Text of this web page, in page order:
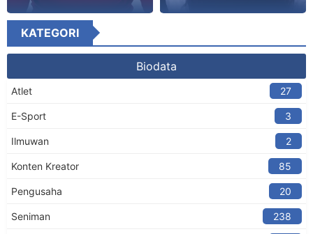
KATEGORI
Biodata
Atlet 27
E-Sport 3
Ilmuwan 2
Konten Kreator​ 85
Pengusaha 20
Seniman 238